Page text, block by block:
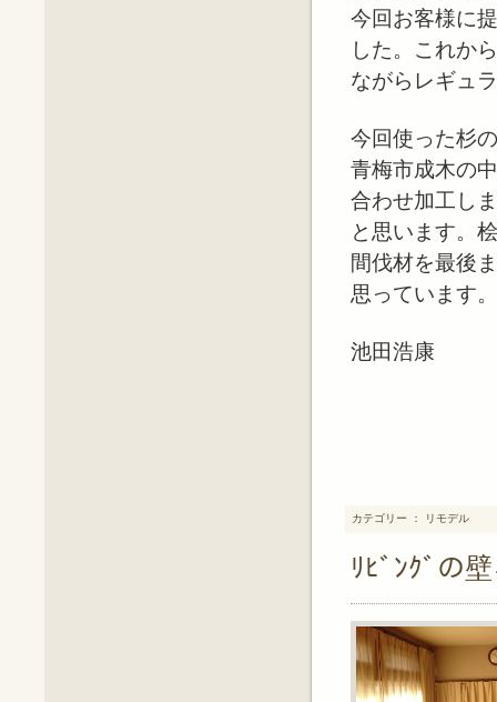
今回お客様に
した。これか
ながらレギュ
今回使った杉
青梅市成木の
合わせ加工し
と思います。
間伐材を最後
思っています。
池田浩康
カテゴリー ： リモデル
ﾘﾋﾞﾝｸﾞの